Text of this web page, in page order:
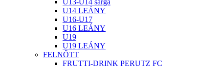
U13-U14 sárga
U14 LEÁNY
U16-U17
U16 LEÁNY
U19
U19 LEÁNY
FELNŐTT
FRUTTI-DRINK PERUTZ FC